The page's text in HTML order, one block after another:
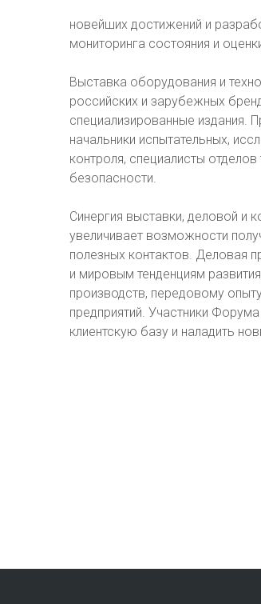
новейших достижений и
мониторинга состояния и
Выставка оборудования и
российских и зарубежных
специализированные издания.
начальники испытательных,
контроля, специалисты
безопасности.
Синергия выставки, деловой
увеличивает возможности
полезных контактов. Деловая
и мировым тенденциям
производств, передовому
предприятий. Участники
клиентскую базу и наладить